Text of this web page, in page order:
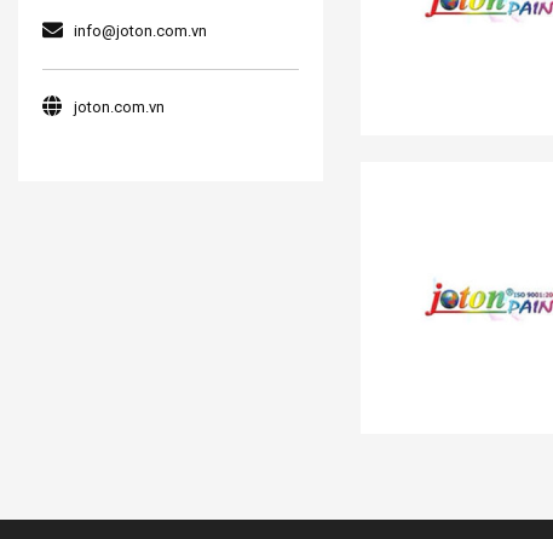
info@joton.com.vn
joton.com.vn